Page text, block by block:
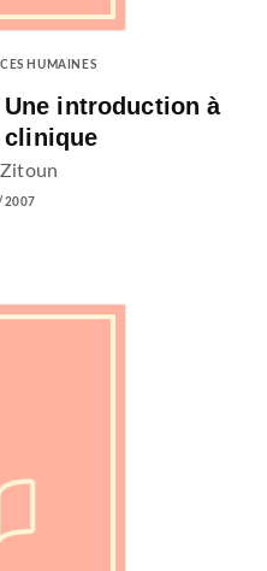
HUMAINES
introduction à
clinique